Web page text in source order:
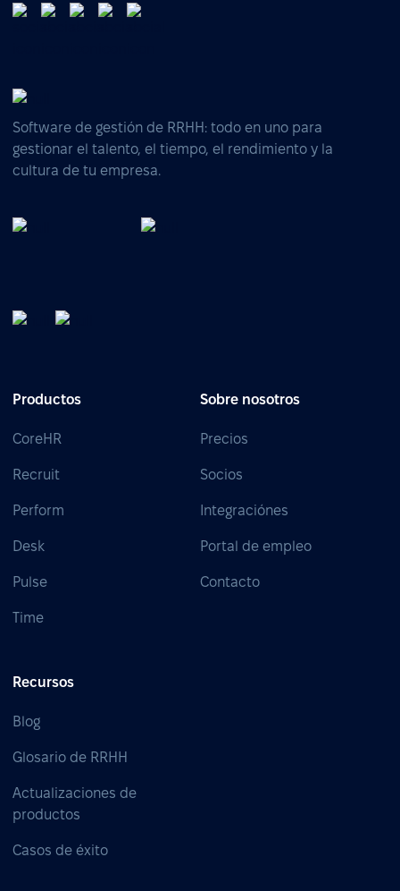
Software de gestión de RRHH: todo en uno para
gestionar el talento, el tiempo, el rendimiento y la
cultura de tu empresa.
Productos
CoreHR
Recruit
Perform
Desk
Pulse
Time
Sobre nosotros
Precios
Socios
Integraciónes
Portal de empleo
Contacto
Recursos
Blog
Glosario de RRHH
Actualizaciones de
productos
Casos de éxito